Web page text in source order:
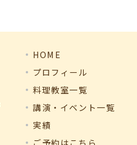
HOME
プロフィール
料理教室一覧
講演・イベント一覧
実績
ご予約はこちら